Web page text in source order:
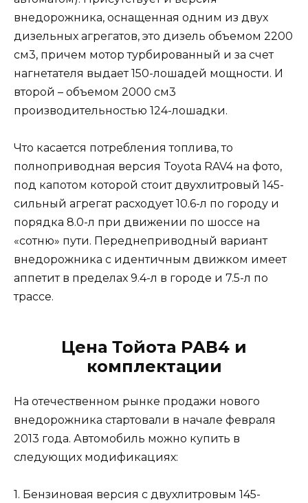
внедорожника, оснащенная одним из двух
дизельных агрегатов, это дизель объемом 2200
см3, причем мотор турбированный и за счет
нагнетателя выдает 150-лошадей мощности. И
второй – объемом 2000 см3
производительностью 124-лошадки.
Что касается потребления топлива, то
полноприводная версия Toyota RAV4 на фото,
под капотом которой стоит двухлитровый 145-
сильный агрегат расходует 10.6-л по городу и
порядка 8.0-л при движении по шоссе на
«сотню» пути. Переднеприводный вариант
внедорожника с идентичным движком имеет
аппетит в пределах 9.4-л в городе и 7.5-л по
трассе.
Цена Тойота РАВ4 и
комплектации
На отечественном рынке продажи нового
внедорожника стартовали в начале февраля
2013 года. Автомобиль можно купить в
следующих модификациях:
1. Бензиновая версия с двухлитровым 145-